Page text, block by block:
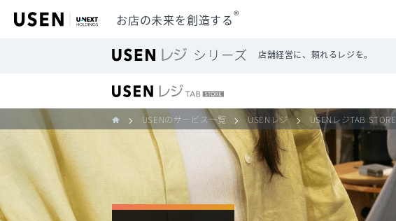
店舗経営に、頼れるレジを。
お店の未来を創造する®
USENのサービス一覧 USENレジ USENレジTAB STORE